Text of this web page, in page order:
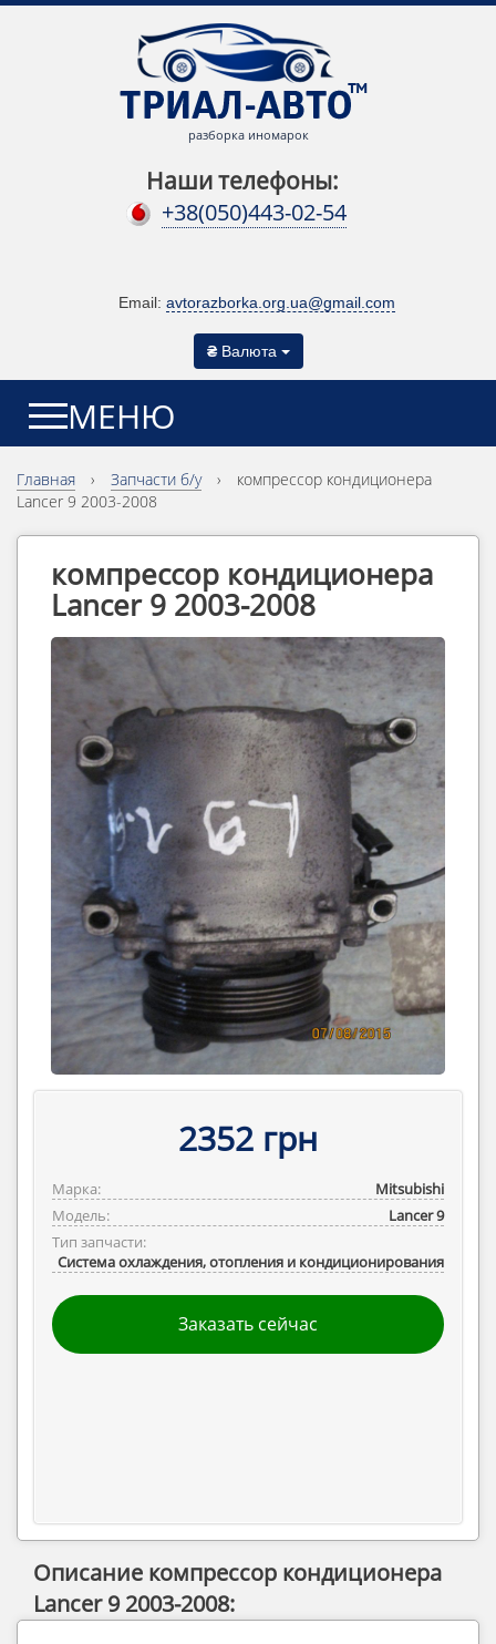
разборка иномарок
Наши телефоны:
+38(050)443-02-54
Email: avtorazborka.org.ua@gmail.com
₴ Валюта
МЕНЮ
Главная › Запчасти б/у ›
компрессор кондиционера
Lancer 9 2003-2008
компрессор кондиционера
Lancer 9 2003-2008
2352 грн
Марка:
Mitsubishi
Модель:
Lancer 9
Тип запчасти:
Система охлаждения, отопления и кондиционирования
Заказать сейчас
Описание компрессор кондиционера
Lancer 9 2003-2008: